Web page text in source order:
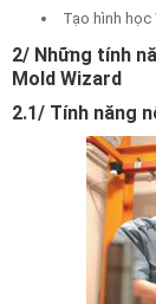
Tạo hình học
2/ Những tính
Mold Wizard
2.1/ Tính năng